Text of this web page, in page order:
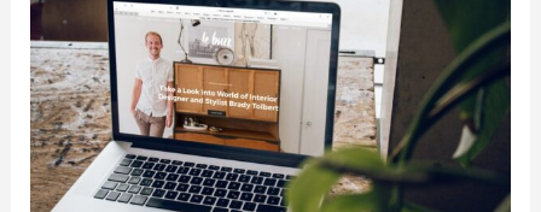
Membuat
Website?
Simak
Biaya
Buat
Website
Berikut!